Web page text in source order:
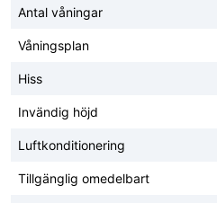
Antal våningar
Våningsplan
Hiss
Invändig höjd
Luftkonditionering
Tillgänglig omedelbart